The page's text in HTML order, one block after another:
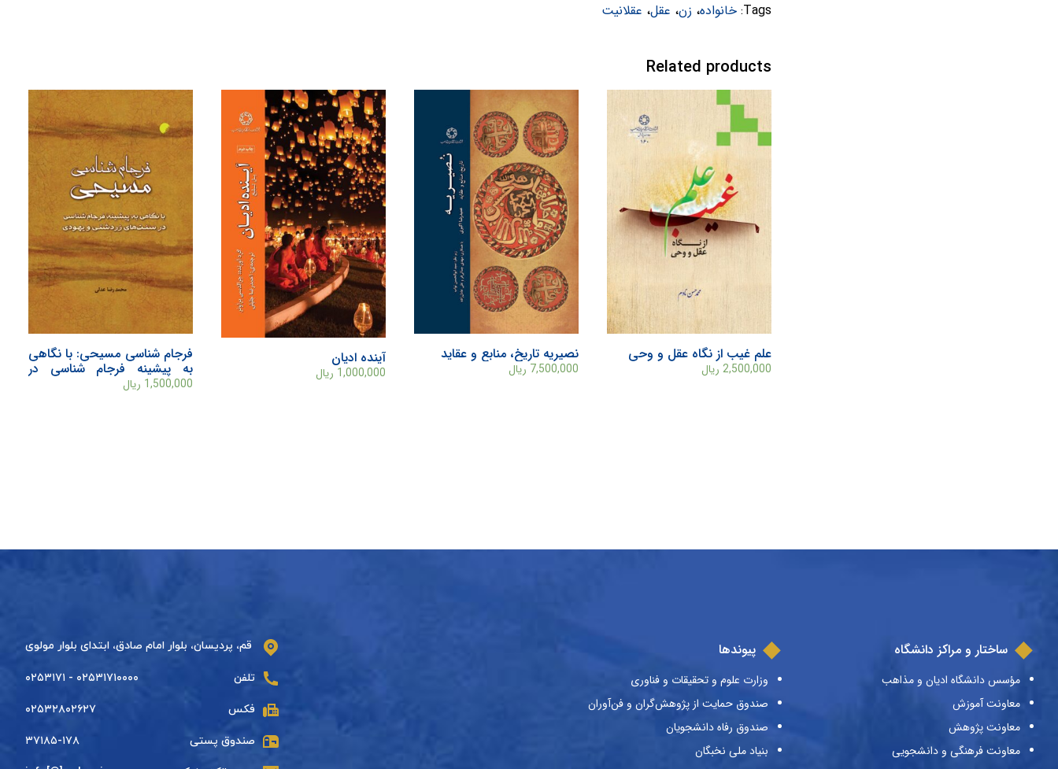
Tags: خانواده، زن، عقل، عقلانیت
Related products
علم غيب از نگاه عقل و وحی
2,500,000 ریال
نصیریه تاریخ، منابع و عقاید
7,500,000 ریال
آینده ادیان
1,000,000 ریال
فرجام شناسی مسيحی: با نگاهی
به پيشينه فرجام شناسی در
سنت‌های زردشتی و يهودی
1,500,000 ریال
ساختار و مراکز دانشگاه
مؤسس دانشگاه ادیان و مذاهب
معاونت آموزش
معاونت پژوهش
معاونت فرهنگی و دانشجویی
پیوندها
وزارت علوم و تحقیقات و فناوری
صندوق حمایت از پژوهش‌گران و فن‌آوران
صندوق رفاه دانشجویان
بنیاد ملی نخبگان
قم، پردیسان، بلوار امام صادق، ابتدای بلوار مولوی
تلفن ۰۲۵۳۱۷۱۰۰۰۰ - ۰۲۵۳۱۷۱
فکس ۰۲۵۳۲۸۰۲۶۲۷
صندوق پستی ۳۷۱۸۵-۱۷۸